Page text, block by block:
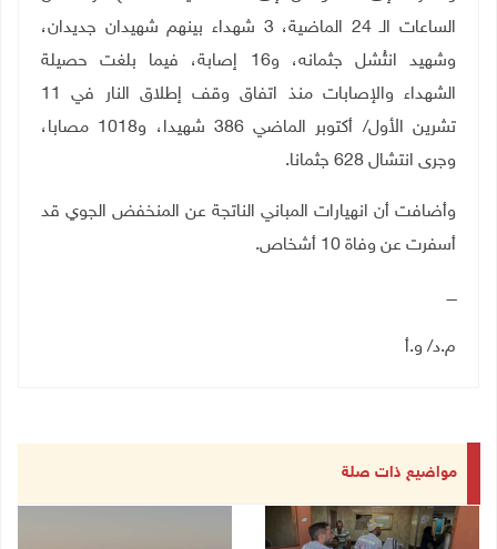
الساعات الـ 24 الماضية، 3 شهداء بينهم شهيدان جديدان،
وشهيد انتُشل جثمانه، و16 إصابة، فيما بلغت حصيلة
الشهداء والإصابات منذ اتفاق وقف إطلاق النار في 11
تشرين الأول/ أكتوبر الماضي 386 شهيدا، و1018 مصابا،
وجرى انتشال 628 جثمانا
.
وأضافت أن انهيارات المباني الناتجة عن المنخفض الجوي قد
أسفرت عن وفاة 10 أشخاص
.
ــــ
م.د/ و.أ
مواضيع ذات صلة